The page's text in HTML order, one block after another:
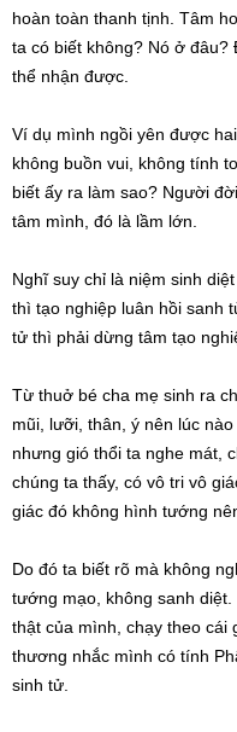
hoàn toàn thanh tịnh. Tâm
ta có biết không? Nó ở
thể nhận được.
Ví dụ mình ngồi yên được
không buồn vui, không tính
biết ấy ra làm sao? Người
tâm mình, đó là lầm lớn.
Nghĩ suy chỉ là niệm sinh
thì tạo nghiệp luân hồi sanh
tử thì phải dừng tâm tạo
Từ thuở bé cha mẹ sinh ra
mũi, lưỡi, thân, ý nên lúc
nhưng gió thổi ta nghe mát,
chúng ta thấy, có vô tri vô
giác đó không hình tướng
Do đó ta biết rõ mà không
tướng mạo, không sanh
thật của mình, chạy theo cái
thương nhắc mình có tính
sinh tử.